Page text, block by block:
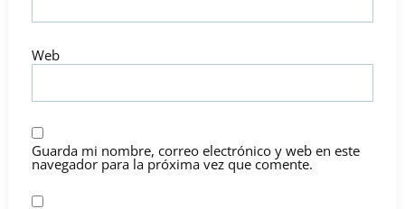
Web
Guarda mi nombre, correo electrónico y web en este
navegador para la próxima vez que comente.